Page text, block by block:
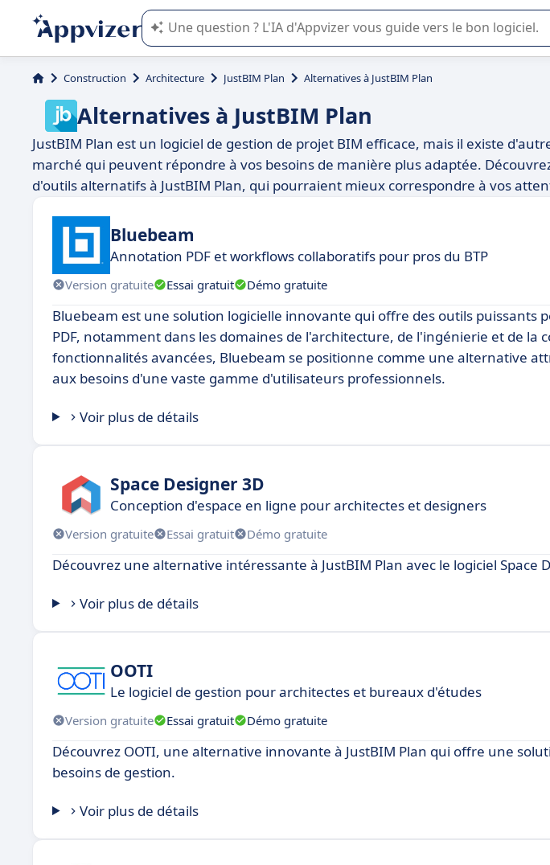
L'IA de Appvizer vous guide dans l'utilisation ou la sélection de logiciel
Construction Architecture JustBIM Plan Alternatives à JustBIM Plan
Alternatives à JustBIM Plan
JustBIM Plan est un logiciel de gestion de projet BIM efficace, mais il existe
marché qui peuvent répondre à vos besoins de manière plus adaptée.
d'outils alternatifs à JustBIM Plan, qui pourraient mieux correspondre à vos
Bluebeam
Annotation PDF et workflows collaboratifs pour pros du BTP
Version gratuite Essai gratuit Démo gratuite
Bluebeam est une solution logicielle innovante qui offre des outils puissants
PDF, notamment dans les domaines de l'architecture, de l'ingénierie et de la
fonctionnalités avancées, Bluebeam se positionne comme une alternative
aux besoins d'une vaste gamme d'utilisateurs professionnels.
Voir plus de détails
Space Designer 3D
Conception d'espace en ligne pour architectes et designers
Version gratuite Essai gratuit Démo gratuite
Découvrez une alternative intéressante à JustBIM Plan avec le logiciel Space
Voir plus de détails
OOTI
Le logiciel de gestion pour architectes et bureaux d'études
Version gratuite Essai gratuit Démo gratuite
Découvrez OOTI, une alternative innovante à JustBIM Plan qui offre une
besoins de gestion.
Voir plus de détails